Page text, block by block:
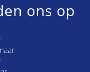
ons op